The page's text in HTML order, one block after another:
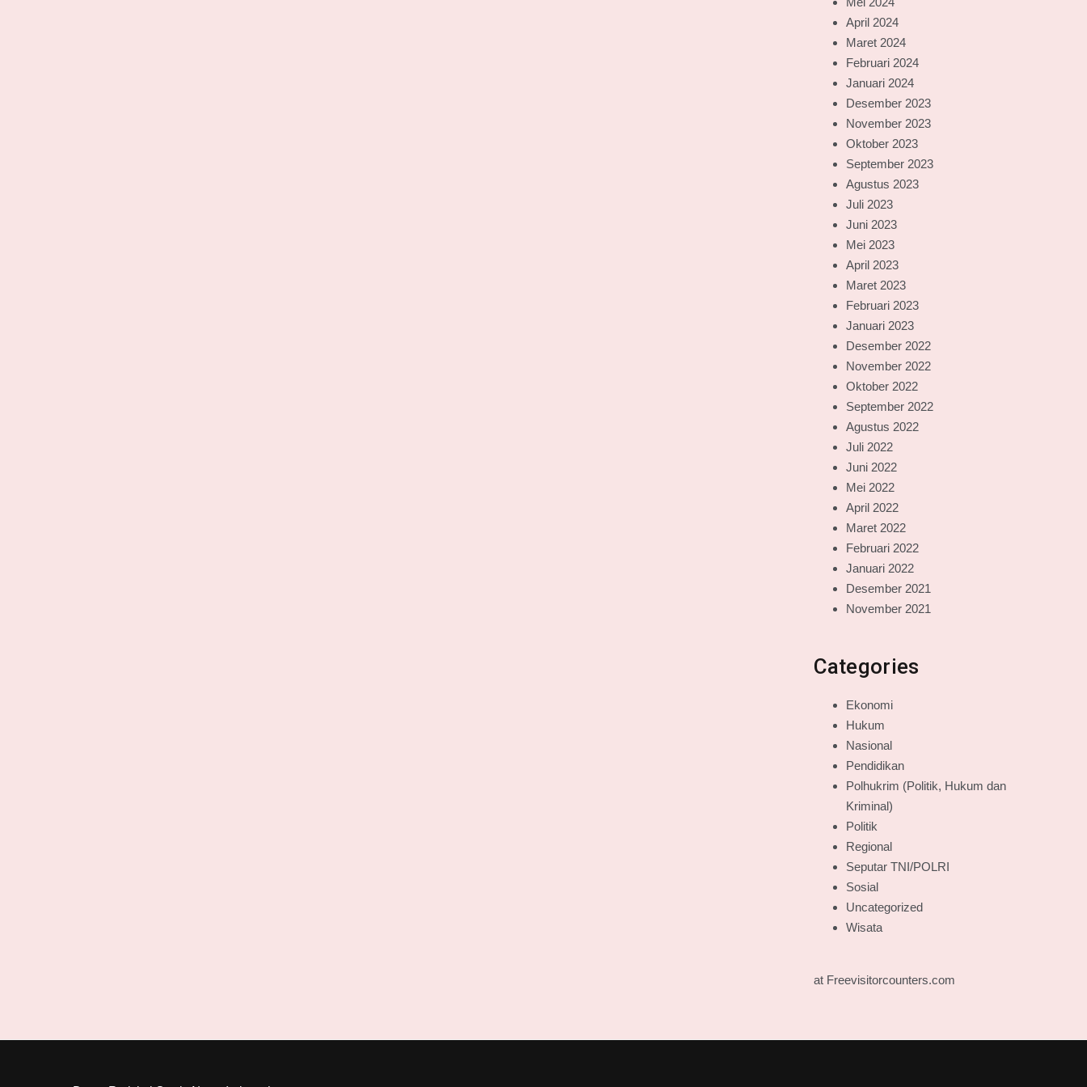
April 2024
Maret 2024
Februari 2024
Januari 2024
Desember 2023
November 2023
Oktober 2023
September 2023
Agustus 2023
Juli 2023
Juni 2023
Mei 2023
April 2023
Maret 2023
Februari 2023
Januari 2023
Desember 2022
November 2022
Oktober 2022
September 2022
Agustus 2022
Juli 2022
Juni 2022
Mei 2022
April 2022
Maret 2022
Februari 2022
Januari 2022
Desember 2021
November 2021
Categories
Ekonomi
Hukum
Nasional
Pendidikan
Polhukrim (Politik, Hukum dan
Kriminal)
Politik
Regional
Seputar TNI/POLRI
Sosial
Uncategorized
Wisata
at Freevisitorcounters.com